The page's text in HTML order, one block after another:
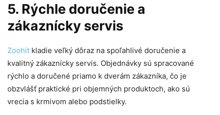
5. Rýchle doručenie a
zákaznícky servis
Zoohit kladie veľký dôraz na spoľahlivé doručenie a
kvalitný zákaznícky servis. Objednávky sú spracované
rýchlo a doručené priamo k dverám zákazníka, čo je
obzvlášť praktické pri objemných produktoch, ako sú
vrecia s krmivom alebo podstielky.